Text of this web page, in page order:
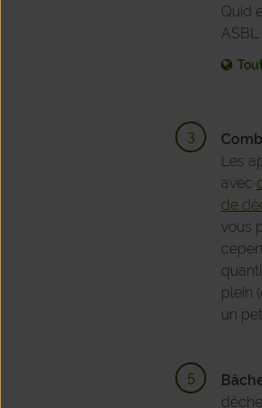
Quid
ASBL
Les
avec
de
vous
plein
un